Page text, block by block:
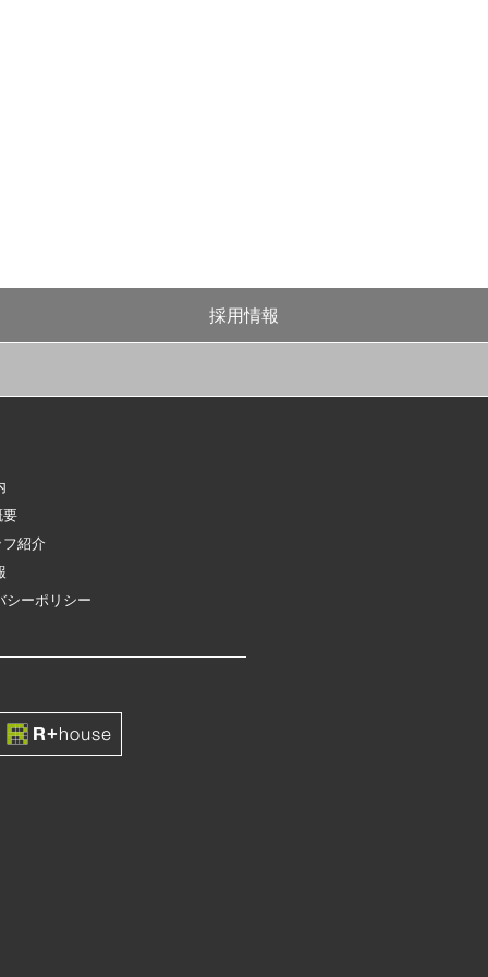
採用情報
要
紹介
シーポリシー